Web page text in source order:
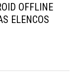
OFFLINE
ELENCOS